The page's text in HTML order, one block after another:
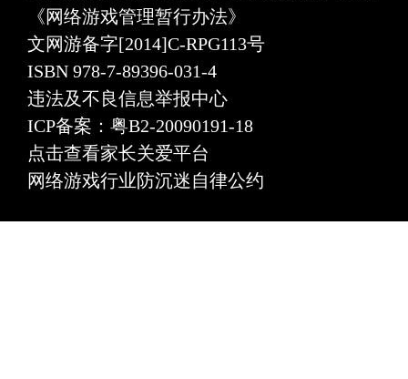
《网络游戏管理暂行办法》
文网游备字[2014]C-RPG113号
ISBN 978-7-89396-031-4
违法及不良信息举报中心
ICP备案：粤B2-20090191-18
点击查看家长关爱平台
网络游戏行业防沉迷自律公约